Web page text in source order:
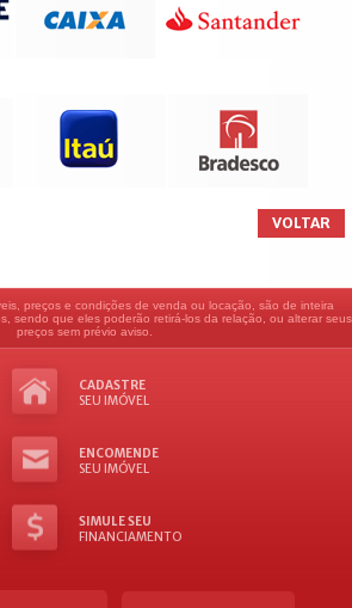
VOLTAR
preços e condições de venda ou locação, são de inteira
sendo que eles poderão retirá-los da relação, ou alterar seus
preços sem prévio aviso.
CADASTRE
SEU IMÓVEL
ENCOMENDE
SEU IMÓVEL
SIMULE SEU
FINANCIAMENTO